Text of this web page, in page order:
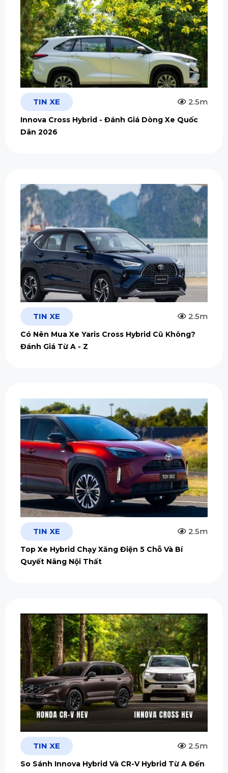
TIN XE 2.5m
Innova Cross Hybrid - Đánh Giá Dòng Xe Quốc
Dân 2026
TIN XE 2.5m
Có Nên Mua Xe Yaris Cross Hybrid Cũ Không?
Đánh Giá Từ A - Z
TIN XE 2.5m
Top Xe Hybrid Chạy Xăng Điện 5 Chỗ Và Bí
Quyết Nâng Nội Thất
TIN XE 2.5m
So Sánh Innova Hybrid Và CR-V Hybrid Từ A Đến